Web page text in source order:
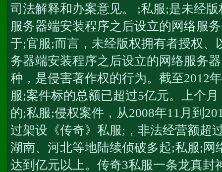
司法解释和办案意见。 ;私服;是未经
服务器端安装程序之后设立的网络服
于;官服;而言，未经版权拥有者授权、
务器端安装程序之后设立的网络服务
种，是侵害著作权的行为。截至2012
服;案件标的总额已超过5亿元。上个
的;私服;侵权案件，从2008年11月到
过架设《传奇》私服;，非法经营额超
湖南、河北等地陆续侦破多起;私服;网
达到亿元以上。 传奇3私服一条龙真封